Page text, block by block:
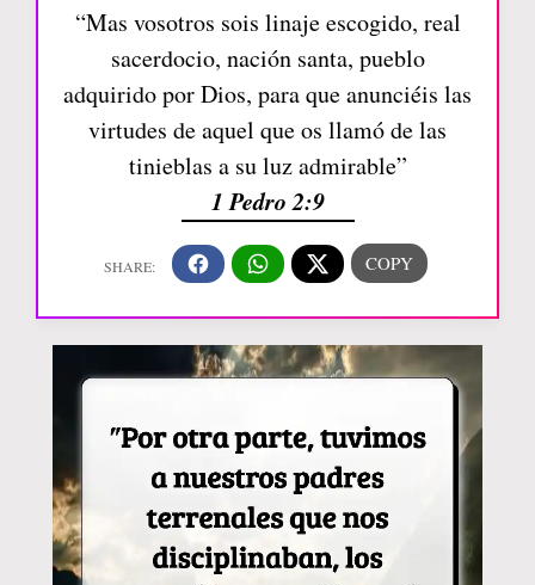
“Mas vosotros sois linaje escogido, real
sacerdocio, nación santa, pueblo
adquirido por Dios, para que anunciéis las
virtudes de aquel que os llamó de las
tinieblas a su luz admirable”
1 Pedro 2:9